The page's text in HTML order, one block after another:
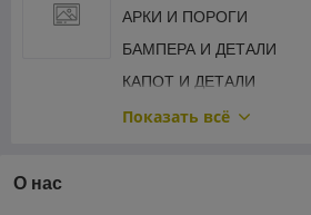
АРКИ И ПОРОГИ
БАМПЕРА И ДЕТАЛИ
КАПОТ И ДЕТАЛИ
КРЫЛЬЯ И ДЕТАЛИ
Показать всё
О нас